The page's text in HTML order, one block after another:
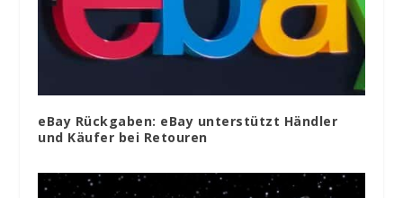
eBay Rückgaben: eBay unterstützt Händler
und Käufer bei Retouren